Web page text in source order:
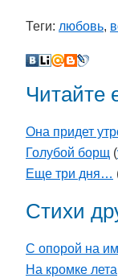
Теги: любовь,
Читайте
Она придет
Голубой борщ (
Еще три дня…
Стихи
С опорой на
На кромке лета